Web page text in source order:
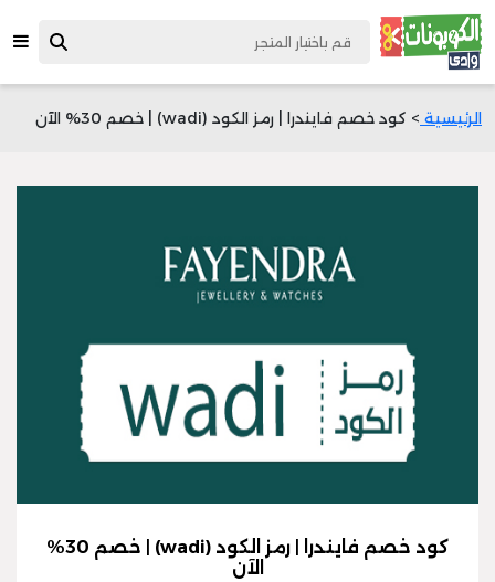
الرئيسية > كود خصم فايندرا | رمز الكود (wadi) | خصم 30% الآن
كود خصم فايندرا | رمز الكود (wadi) | خصم 30%
الآن